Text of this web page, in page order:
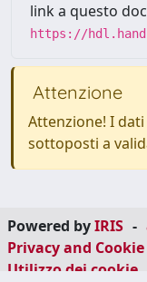
link a questo
https://
Attenzione
Attenzione! I
sottoposti a
Powered byIRIS -
Privacy and
Utilizzo dei cookie